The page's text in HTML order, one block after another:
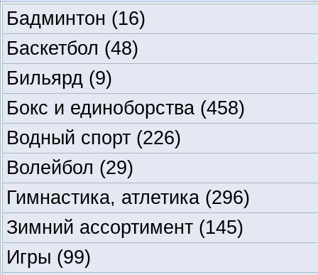
Бадминтон (16)
Баскетбол (48)
Бильярд (9)
Бокс и единоборства (458)
Водный спорт (226)
Волейбол (29)
Гимнастика, атлетика (296)
Зимний ассортимент (145)
Игры (99)